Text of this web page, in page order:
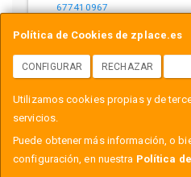
Política de Cookies de zplace.es
CONFIGURAR RECHAZAR
Utilizamos cookies propias y de
servicios.
Puede obtener más información, o
configuración, en nuestra Política
677410967
Horario
L-V: 10:00-14:00, 17:00-21:00
, , , , España. - C.I.F.: